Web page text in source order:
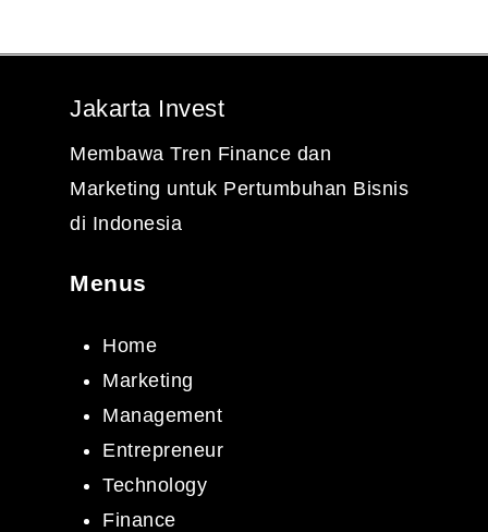
Jakarta Invest
Membawa Tren Finance dan
Marketing untuk Pertumbuhan Bisnis
di Indonesia
Menus
Home
Marketing
Management
Entrepreneur
Technology
Finance